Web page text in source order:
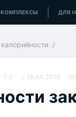
КОМПЛЕКСЫ ДЛЯ
0 19.04.2019